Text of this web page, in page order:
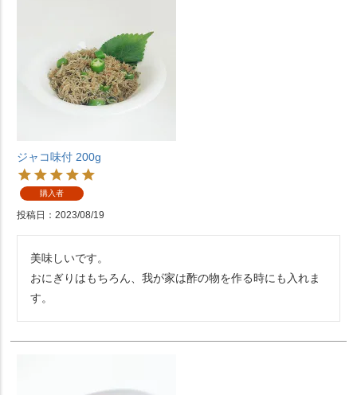
ジャコ味付 200g
購入者
投稿日 2023/08/19
美味しいです。
おにぎりはもちろん、我が家は酢の物を作る時にも入れま
す。